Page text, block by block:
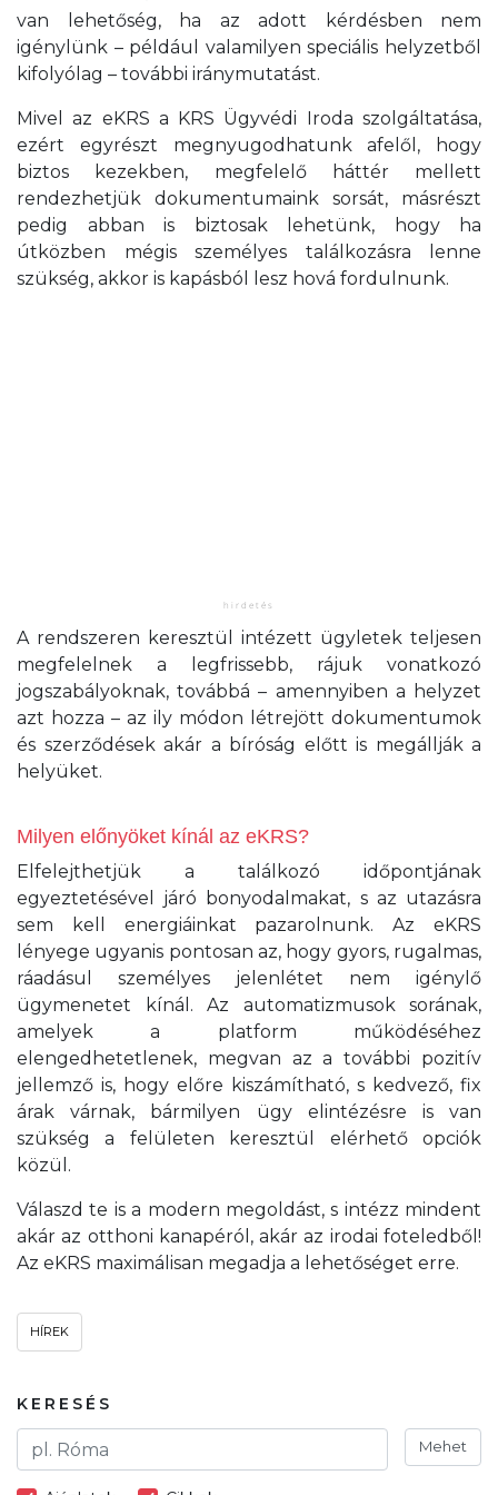
van lehetőség, ha az adott kérdésben nem
igénylünk – például valamilyen speciális helyzetből
kifolyólag – további iránymutatást.
Mivel az eKRS a KRS Ügyvédi Iroda szolgáltatása,
ezért egyrészt megnyugodhatunk afelől, hogy
biztos kezekben, megfelelő háttér mellett
rendezhetjük dokumentumaink sorsát, másrészt
pedig abban is biztosak lehetünk, hogy ha
útközben mégis személyes találkozásra lenne
szükség, akkor is kapásból lesz hová fordulnunk.
A rendszeren keresztül intézett ügyletek teljesen
megfelelnek a legfrissebb, rájuk vonatkozó
jogszabályoknak, továbbá – amennyiben a helyzet
azt hozza – az ily módon létrejött dokumentumok
és szerződések akár a bíróság előtt is megállják a
helyüket.
Milyen előnyöket kínál az eKRS?
Elfelejthetjük a találkozó időpontjának
egyeztetésével járó bonyodalmakat, s az utazásra
sem kell energiáinkat pazarolnunk. Az eKRS
lényege ugyanis pontosan az, hogy gyors, rugalmas,
ráadásul személyes jelenlétet nem igénylő
ügymenetet kínál. Az automatizmusok sorának,
amelyek a platform működéséhez
elengedhetetlenek, megvan az a további pozitív
jellemző is, hogy előre kiszámítható, s kedvező, fix
árak várnak, bármilyen ügy elintézésre is van
szükség a felületen keresztül elérhető opciók
közül.
Válaszd te is a modern megoldást, s intézz mindent
akár az otthoni kanapéról, akár az irodai foteledből!
Az eKRS maximálisan megadja a lehetőséget erre.
HÍREK
KERESÉS
Mehet